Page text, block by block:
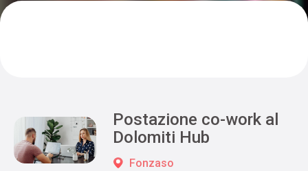
Postazione co-work al
Dolomiti Hub
Fonzaso